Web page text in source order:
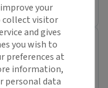
your
collect visitor
and gives
you wish to
preferences at
information,
personal data